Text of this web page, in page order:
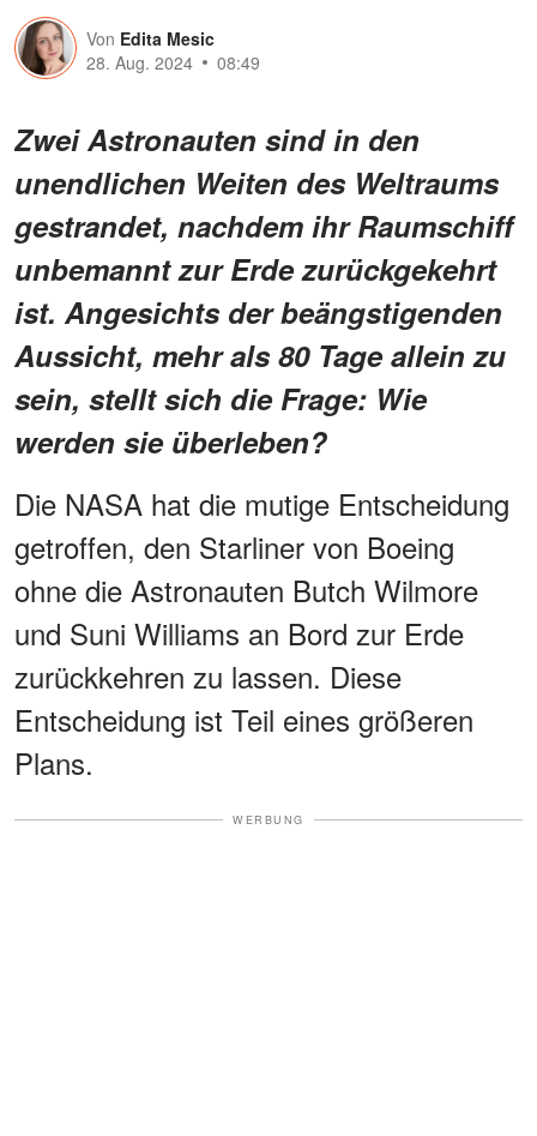
Von Edita Mesic
28. Aug. 2024
08:49
Zwei Astronauten sind in den
unendlichen Weiten des Weltraums
gestrandet, nachdem ihr Raumschiff
unbemannt zur Erde zurückgekehrt
ist. Angesichts der beängstigenden
Aussicht, mehr als 80 Tage allein zu
sein, stellt sich die Frage: Wie
werden sie überleben?
Die NASA hat die mutige Entscheidung
getroffen, den Starliner von Boeing
ohne die Astronauten Butch Wilmore
und Suni Williams an Bord zur Erde
zurückkehren zu lassen. Diese
Entscheidung ist Teil eines größeren
Plans.
WERBUNG